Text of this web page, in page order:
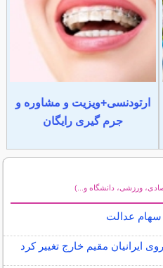
ارتودنسی+ویزیت و مشاوره و
جرم گیری رایگان
ورزشی، دانشگاه و...)
سهام عدالت
ایرانیان مقیم خارج تغییر کرد